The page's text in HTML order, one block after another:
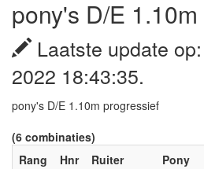
pony's D/E
Laatste update
2022 18:43:35.
pony's D/E 1.10m progressief
(6 combinaties)
Rang
Hnr Ruiter Pony